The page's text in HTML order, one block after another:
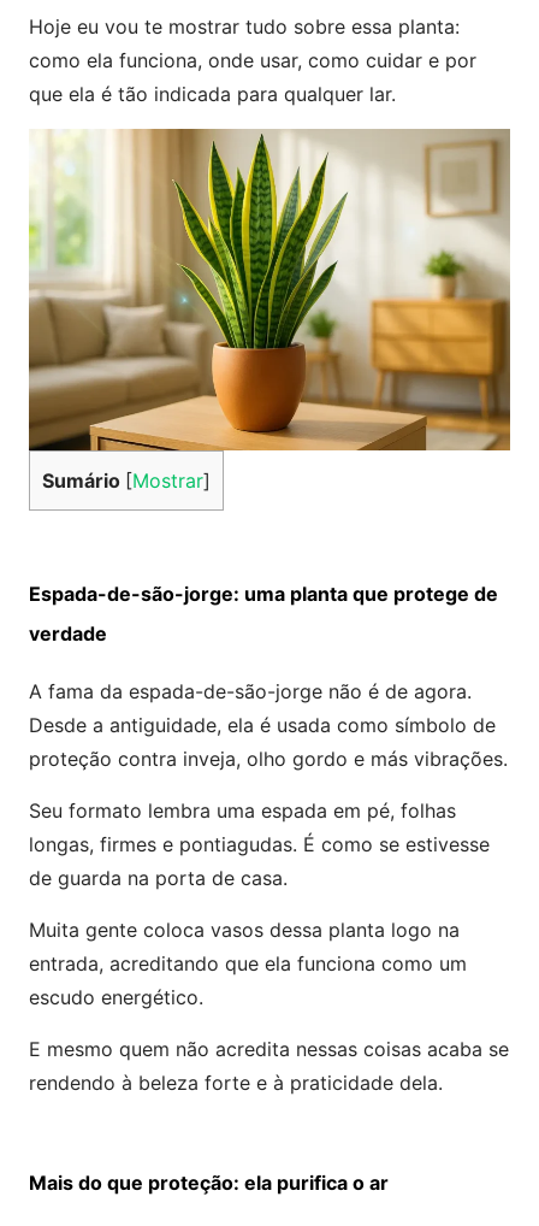
Hoje eu vou te mostrar tudo sobre essa planta:
como ela funciona, onde usar, como cuidar e por
que ela é tão indicada para qualquer lar.
Sumário [Mostrar]
Espada-de-são-jorge: uma planta que protege de
verdade
A fama da espada-de-são-jorge não é de agora.
Desde a antiguidade, ela é usada como símbolo de
proteção contra inveja, olho gordo e más vibrações.
Seu formato lembra uma espada em pé, folhas
longas, firmes e pontiagudas. É como se estivesse
de guarda na porta de casa.
Muita gente coloca vasos dessa planta logo na
entrada, acreditando que ela funciona como um
escudo energético.
E mesmo quem não acredita nessas coisas acaba se
rendendo à beleza forte e à praticidade dela.
Mais do que proteção: ela purifica o ar